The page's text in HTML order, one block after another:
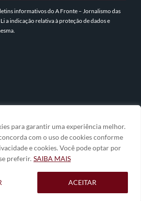
para garantir uma experiência melhor.
com o uso de cookies conforme
e cookies. Você pode optar por
preferir. SAIBA MAIS
ACEITAR
informativos do A Fronte – Jornalismo das
a indicação relativa àproteção de dadose